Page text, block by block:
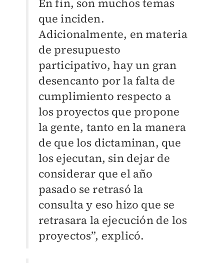
En fin, son muchos temas
que inciden.
Adicionalmente, en materia
de presupuesto
participativo, hay un gran
desencanto por la falta de
cumplimiento respecto a
los proyectos que propone
la gente, tanto en la manera
de que los dictaminan, que
los ejecutan, sin dejar de
considerar que el año
pasado se retrasó la
consulta y eso hizo que se
retrasara la ejecución de los
proyectos”, explicó.